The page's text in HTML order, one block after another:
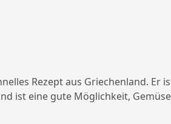
Rezept aus Griechenland.
ist eine gute Möglichkeit,